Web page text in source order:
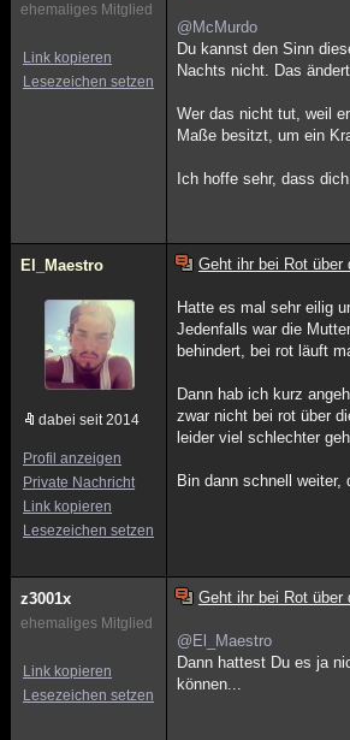
ehemaliges Mitglied
Link kopieren
Lesezeichen setzen
@McMurdo
Du kannst den Sinn
Nachts nicht. Das
Wer das nicht tut, weil
Maße besitzt, um ein
Ich hoffe sehr, dass
El_Maestro
dabei seit 2014
Profil anzeigen
Private Nachricht
Link kopieren
Lesezeichen setzen
Geht ihr bei Rot über
Hatte es mal sehr eilig
Jedenfalls war die
behindert, bei rot läuft
Dann hab ich kurz
zwar nicht bei rot über
leider viel schlechter
Bin dann schnell
z3001x
ehemaliges Mitglied
Link kopieren
Lesezeichen setzen
Geht ihr bei Rot über
@El_Maestro
Dann hattest Du es ja
können...